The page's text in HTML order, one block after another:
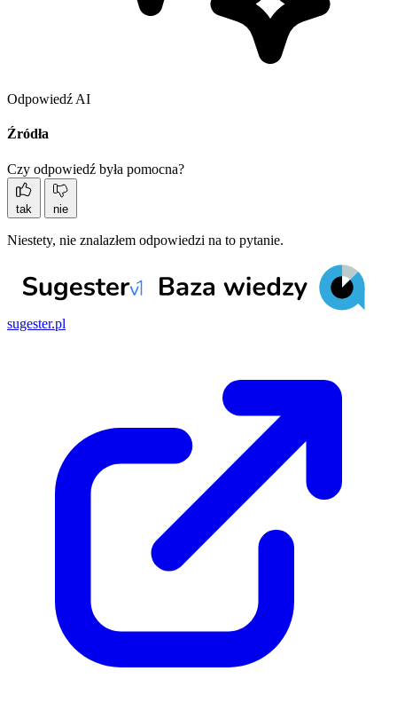
Odpowiedź AI
Źródła
Czy odpowiedź była pomocna?
tak nie
Niestety, nie znalazłem odpowiedzi na to pytanie.
sugester.pl